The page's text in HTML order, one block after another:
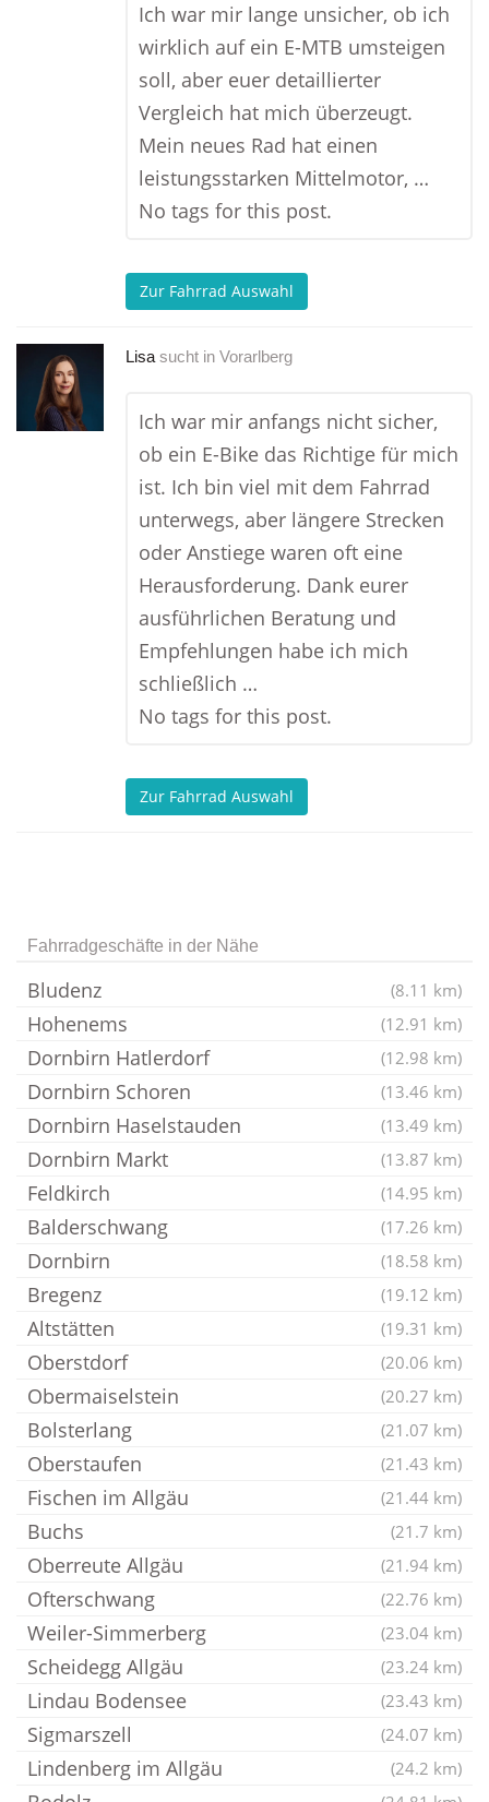
Ich war mir lange unsicher, ob ich
wirklich auf ein E-MTB umsteigen
soll, aber euer detaillierter
Vergleich hat mich überzeugt.
Mein neues Rad hat einen
leistungsstarken Mittelmotor, …
No tags for this post.
Zur Fahrrad Auswahl
Lisa sucht in Vorarlberg
Ich war mir anfangs nicht sicher,
ob ein E-Bike das Richtige für mich
ist. Ich bin viel mit dem Fahrrad
unterwegs, aber längere Strecken
oder Anstiege waren oft eine
Herausforderung. Dank eurer
ausführlichen Beratung und
Empfehlungen habe ich mich
schließlich …
No tags for this post.
Zur Fahrrad Auswahl
Fahrradgeschäfte in der Nähe
Bludenz (8.11 km)
Hohenems (12.91 km)
Dornbirn Hatlerdorf (12.98 km)
Dornbirn Schoren (13.46 km)
Dornbirn Haselstauden (13.49 km)
Dornbirn Markt (13.87 km)
Feldkirch (14.95 km)
Balderschwang (17.26 km)
Dornbirn (18.58 km)
Bregenz (19.12 km)
Altstätten (19.31 km)
Oberstdorf (20.06 km)
Obermaiselstein (20.27 km)
Bolsterlang (21.07 km)
Oberstaufen (21.43 km)
Fischen im Allgäu (21.44 km)
Buchs (21.7 km)
Oberreute Allgäu (21.94 km)
Ofterschwang (22.76 km)
Weiler-Simmerberg (23.04 km)
Scheidegg Allgäu (23.24 km)
Lindau Bodensee (23.43 km)
Sigmarszell (24.07 km)
Lindenberg im Allgäu (24.2 km)